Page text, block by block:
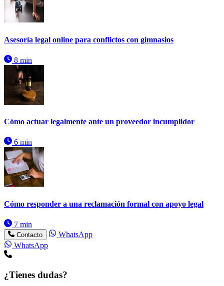
Asesoría legal online para conflictos con gimnasios
8 min
Cómo actuar legalmente ante un proveedor incumplidor
6 min
Cómo responder a una reclamación formal con apoyo legal
7 min
Contacto
WhatsApp
WhatsApp
¿Tienes dudas?